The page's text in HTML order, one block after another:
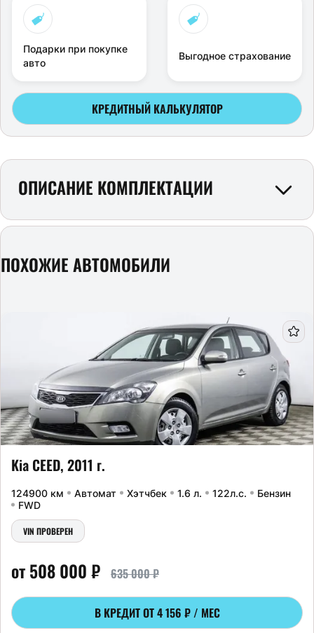
Подарки при покупке
авто
Выгодное страхование
КРЕДИТНЫЙ КАЛЬКУЛЯТОР
ОПИСАНИЕ КОМПЛЕКТАЦИИ
ПОХОЖИЕ АВТОМОБИЛИ
Kia CEED, 2011 г.
124900 км Автомат Хэтчбек 1.6 л. 122л.с.
Бензин
FWD
VIN ПРОВЕРЕН
от 508 000 ₽ 635 000 ₽
В КРЕДИТ ОТ4 156 ₽ / МЕС